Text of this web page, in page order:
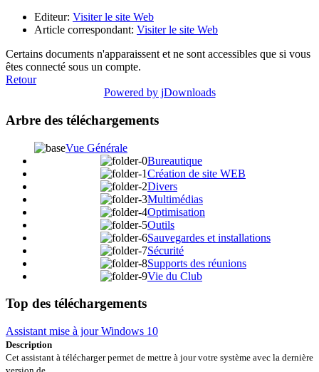
Editeur: Visiter le site Web
Article correspondant: Visiter le site Web
Certains documents n'apparaissent et ne sont accessibles que si vous
êtes connecté sous un compte.
Retour
Powered by jDownloads
Arbre des téléchargements
Vue Générale
Bureautique
Création de site WEB
Divers
Multimédias
Optimisation
Outils
Sauvegardes et installations
Sécurité
Supports des réunions
Vie du Club
Top des téléchargements
Assistant mise à jour Windows 10
Description
Cet assistant à télécharger permet de mettre à jour votre système avec la dernière